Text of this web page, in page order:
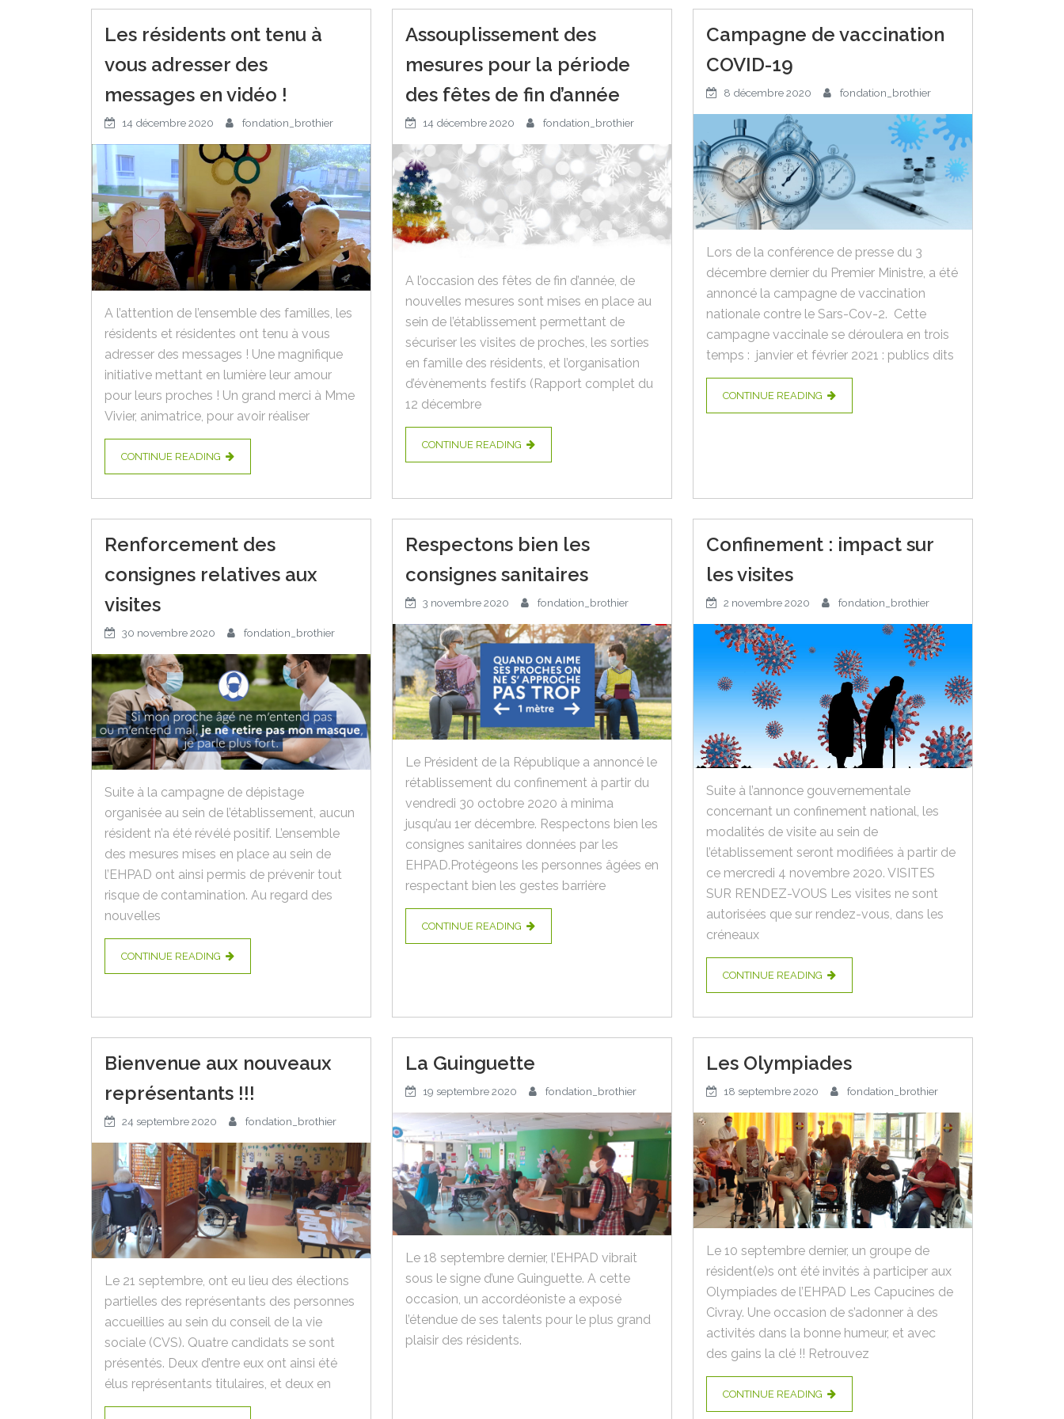
Les résidents ont tenu à
vous adresser des
messages en vidéo !
14 décembre 2020 fondation_brothier
A l’attention de l’ensemble des familles, les
résidents et résidentes ont tenu à vous
adresser des messages ! Une magnifique
initiative mettant en lumière leur amour
pour leurs proches ! Un grand merci à Mme
Vivier, animatrice, pour avoir réaliser
CONTINUE READING
Assouplissement des
mesures pour la période
des fêtes de fin d’année
14 décembre 2020 fondation_brothier
A l’occasion des fêtes de fin d’année, de
nouvelles mesures sont mises en place au
sein de l’établissement permettant de
sécuriser les visites de proches, les sorties
en famille des résidents, et l’organisation
d’évènements festifs (Rapport complet du
12 décembre
CONTINUE READING
Campagne de vaccination
COVID-19
8 décembre 2020 fondation_brothier
Lors de la conférence de presse du 3
décembre dernier du Premier Ministre, a été
annoncé la campagne de vaccination
nationale contre le Sars-Cov-2. Cette
campagne vaccinale se déroulera en trois
temps : janvier et février 2021 : publics dits
CONTINUE READING
Renforcement des
consignes relatives aux
visites
30 novembre 2020 fondation_brothier
Suite à la campagne de dépistage
organisée au sein de l’établissement, aucun
résident n’a été révélé positif. L’ensemble
des mesures mises en place au sein de
l’EHPAD ont ainsi permis de prévenir tout
risque de contamination. Au regard des
nouvelles
CONTINUE READING
Respectons bien les
consignes sanitaires
3 novembre 2020 fondation_brothier
Le Président de la République a annoncé le
rétablissement du confinement à partir du
vendredi 30 octobre 2020 à minima
jusqu’au 1er décembre. Respectons bien les
consignes sanitaires données par les
EHPAD.Protégeons les personnes âgées en
respectant bien les gestes barrière
CONTINUE READING
Confinement : impact sur
les visites
2 novembre 2020 fondation_brothier
Suite à l’annonce gouvernementale
concernant un confinement national, les
modalités de visite au sein de
l’établissement seront modifiées à partir de
ce mercredi 4 novembre 2020. VISITES
SUR RENDEZ-VOUS Les visites ne sont
autorisées que sur rendez-vous, dans les
créneaux
CONTINUE READING
Bienvenue aux nouveaux
représentants !!!
24 septembre 2020 fondation_brothier
Le 21 septembre, ont eu lieu des élections
partielles des représentants des personnes
accueillies au sein du conseil de la vie
sociale (CVS). Quatre candidats se sont
présentés. Deux d’entre eux ont ainsi été
élus représentants titulaires, et deux en
La Guinguette
19 septembre 2020 fondation_brothier
Le 18 septembre dernier, l’EHPAD vibrait
sous le signe d’une Guinguette. A cette
occasion, un accordéoniste a exposé
l’étendue de ses talents pour le plus grand
plaisir des résidents.
Les Olympiades
18 septembre 2020 fondation_brothier
Le 10 septembre dernier, un groupe de
résident(e)s ont été invités à participer aux
Olympiades de l’EHPAD Les Capucines de
Civray. Une occasion de s’adonner à des
activités dans la bonne humeur, et avec
des gains la clé !! Retrouvez
CONTINUE READING